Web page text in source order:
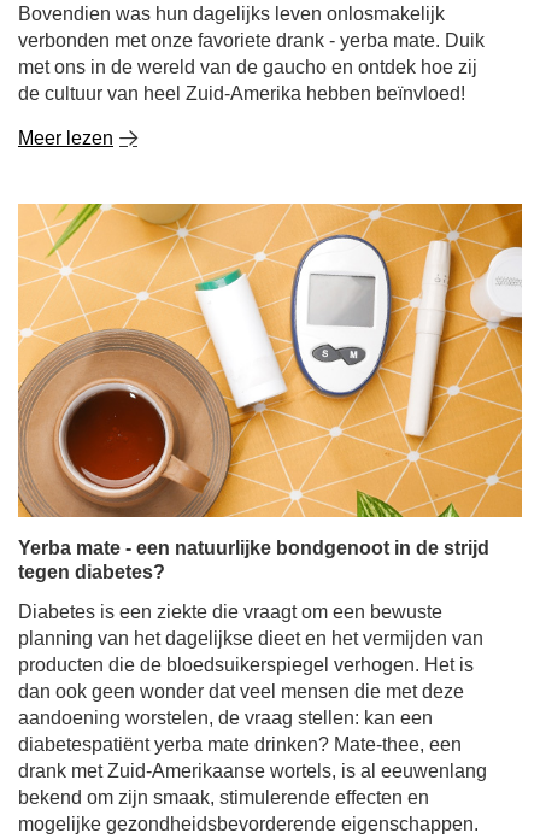
Bovendien was hun dagelijks leven onlosmakelijk
verbonden met onze favoriete drank - yerba mate. Duik
met ons in de wereld van de gaucho en ontdek hoe zij
de cultuur van heel Zuid-Amerika hebben beïnvloed!
Meer lezen
Yerba mate - een natuurlijke bondgenoot in de strijd
tegen diabetes?
Diabetes is een ziekte die vraagt om een bewuste
planning van het dagelijkse dieet en het vermijden van
producten die de bloedsuikerspiegel verhogen. Het is
dan ook geen wonder dat veel mensen die met deze
aandoening worstelen, de vraag stellen: kan een
diabetespatiënt yerba mate drinken? Mate-thee, een
drank met Zuid-Amerikaanse wortels, is al eeuwenlang
bekend om zijn smaak, stimulerende effecten en
mogelijke gezondheidsbevorderende eigenschappen.